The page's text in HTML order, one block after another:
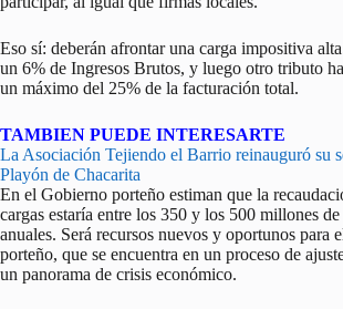
Eso sí: deberán afrontar una carga impositiva
un 6% de Ingresos Brutos, y luego otro tributo
un máximo del 25% de la facturación total.
TAMBIEN PUEDE INTERESARTE
La Asociación Tejiendo el Barrio reinauguró su
Playón de Chacarita
En el Gobierno porteño estiman que la
cargas estaría entre los 350 y los 500 millones de
anuales. Será recursos nuevos y oportunos para
porteño, que se encuentra en un proceso de
un panorama de crisis económico.